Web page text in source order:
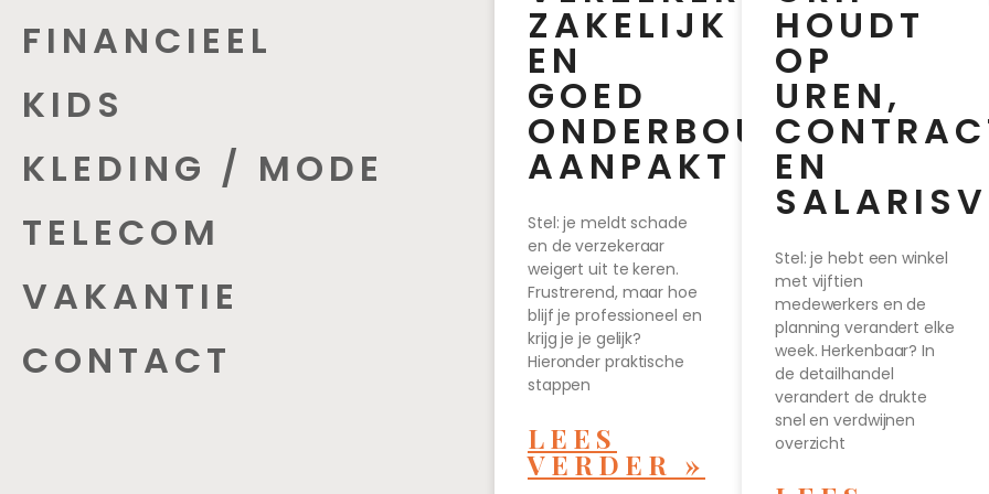
FINANCIEEL
KIDS
KLEDING / MODE
TELECOM
VAKANTIE
CONTACT
ZAKELIJK
EN
GOED
ONDERBOUWD
AANPAKT
Stel: je meldt schade
en de verzekeraar
weigert uit te keren.
Frustrerend, maar hoe
blijf je professioneel en
krijg je je gelijk?
Hieronder praktische
stappen
LEES
VERDER »
HOUDT
OP
UREN,
EN
Stel: je hebt een winkel
met vijftien
medewerkers en de
planning verandert elke
week. Herkenbaar? In
de detailhandel
verandert de drukte
snel en verdwijnen
overzicht